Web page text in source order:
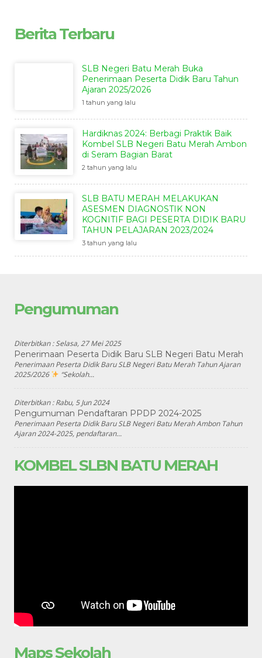
Berita Terbaru
SLB Negeri Batu Merah Buka
Penerimaan Peserta Didik Baru Tahun
Ajaran 2025/2026
1 tahun yang lalu
Hardiknas 2024: Berbagi Praktik Baik
Kombel SLB Negeri Batu Merah Ambon
di Seram Bagian Barat
2 tahun yang lalu
SLB BATU MERAH MELAKUKAN
ASESMEN DIAGNOSTIK NON
KOGNITIF BAGI PESERTA DIDIK BARU
TAHUN PELAJARAN 2023/2024
3 tahun yang lalu
Pengumuman
Diterbitkan :Selasa, 27 Mei 2025
Penerimaan Peserta Didik Baru SLB Negeri Batu Merah
Penerimaan Peserta Didik Baru SLB Negeri Batu Merah Tahun Ajaran
2025/2026
“Sekolah...
Diterbitkan :Rabu, 5 Jun 2024
Pengumuman Pendaftaran PPDP 2024-2025
Penerimaan Peserta Didik Baru SLB Negeri Batu Merah Ambon Tahun
Ajaran 2024-2025, pendaftaran...
KOMBEL SLBN BATU MERAH
Maps Sekolah